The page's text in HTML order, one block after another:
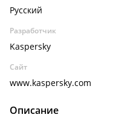
Русский
Разработчик
Kaspersky
Сайт
www.kaspersky.com
Описание